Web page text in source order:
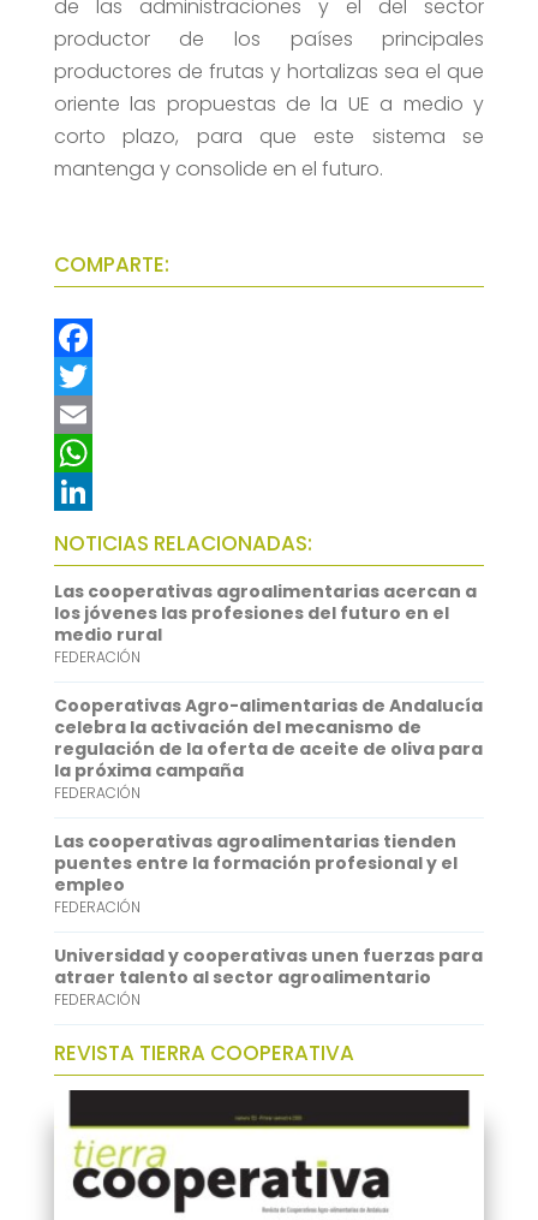
de las administraciones y el del sector
productor de los países principales
productores de frutas y hortalizas sea el que
oriente las propuestas de la UE a medio y
corto plazo, para que este sistema se
mantenga y consolide en el futuro.
COMPARTE:
F
a
c
e
b
o
o
k
T
w
t
t
e
r
E
m
a
i
l
W
h
a
t
s
A
p
p
L
i
n
k
e
d
I
n
NOTICIAS RELACIONADAS:
Las cooperativas agroalimentarias acercan a
los jóvenes las profesiones del futuro en el
medio rural
FEDERACIÓN
Cooperativas Agro-alimentarias de Andalucía
celebra la activación del mecanismo de
regulación de la oferta de aceite de oliva para
la próxima campaña
FEDERACIÓN
Las cooperativas agroalimentarias tienden
puentes entre la formación profesional y el
empleo
FEDERACIÓN
Universidad y cooperativas unen fuerzas para
atraer talento al sector agroalimentario
FEDERACIÓN
REVISTA TIERRA COOPERATIVA